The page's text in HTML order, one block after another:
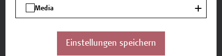
Media
Einstellungen speichern